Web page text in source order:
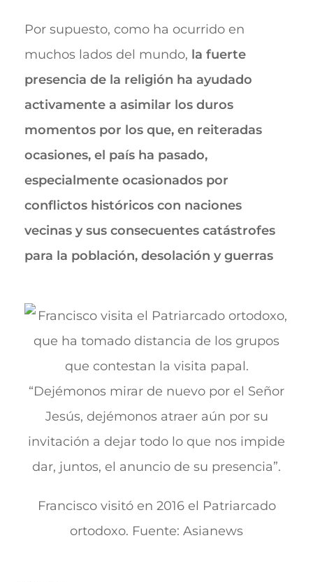
Por supuesto, como ha ocurrido en
muchos lados del mundo, la fuerte
presencia de la religión ha ayudado
activamente a asimilar los duros
momentos por los que, en reiteradas
ocasiones, el país ha pasado,
especialmente ocasionados por
conflictos históricos con naciones
vecinas y sus consecuentes catástrofes
para la población, desolación y guerras
Francisco visitó en 2016 el Patriarcado
ortodoxo. Fuente: Asianews